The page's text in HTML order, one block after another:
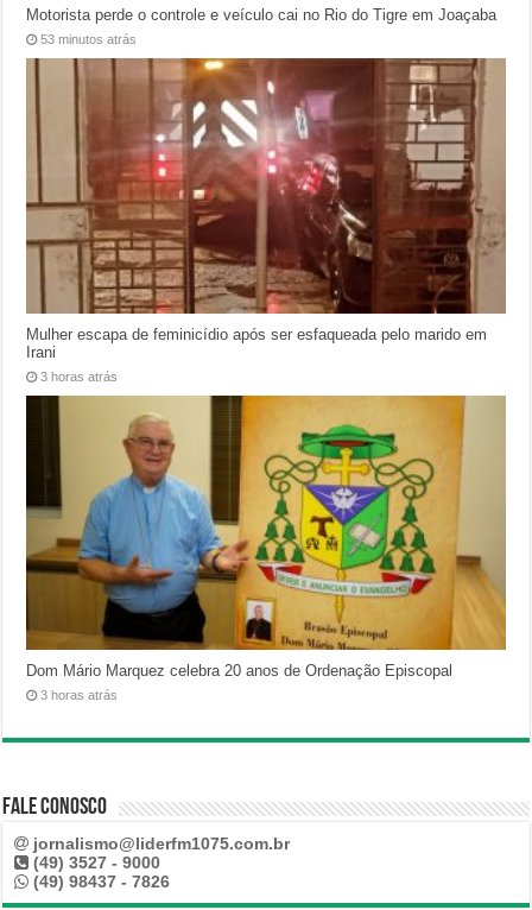
Motorista perde o controle e veículo cai no Rio do Tigre em Joaçaba
53 minutos atrás
Mulher escapa de feminicídio após ser esfaqueada pelo marido em
Irani
3 horas atrás
Dom Mário Marquez celebra 20 anos de Ordenação Episcopal
3 horas atrás
Fale Conosco
jornalismo@liderfm1075.com.br
(49) 3527 - 9000
(49) 98437 - 7826